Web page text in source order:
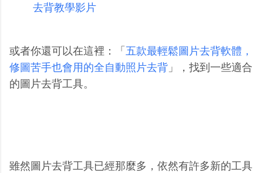
去背教學影片
或者你還可以在這裡：「 五款最輕鬆圖片去背軟體，
修圖苦手也會用的全自動照片去背 」，找到一些適合
的圖片去背工具。
雖然圖片去背工具已經那麼多，依然有許多新的工具